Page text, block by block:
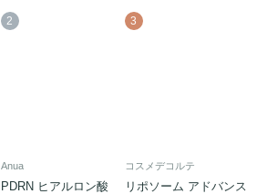
2
Anua
PDRN ヒアルロン酸
3
コスメデコルテ
リポソーム アドバンス